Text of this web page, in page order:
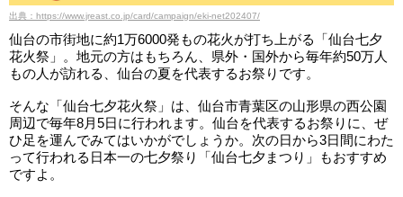
出典：https://www.jreast.co.jp/card/campaign/eki-net202407/
仙台の市街地に約1万6000発もの花火が打ち上がる「仙台七夕
花火祭」。地元の方はもちろん、県外・国外から毎年約50万人
もの人が訪れる、仙台の夏を代表するお祭りです。
そんな「仙台七夕花火祭」は、仙台市青葉区の山形県の西公園
周辺で毎年8月5日に行われます。仙台を代表するお祭りに、ぜ
ひ足を運んでみてはいかがでしょうか。次の日から3日間にわた
って行われる日本一の七夕祭り「仙台七夕まつり」もおすすめ
ですよ。